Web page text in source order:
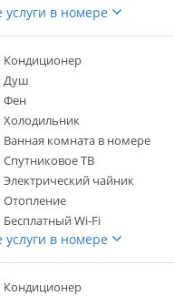
услуги в номере
Кондиционер
Душ
Фен
Холодильник
Ванная комната в номере
Спутниковое ТВ
Электрический чайник
Отопление
Бесплатный Wi-Fi
услуги в номере
Кондиционер